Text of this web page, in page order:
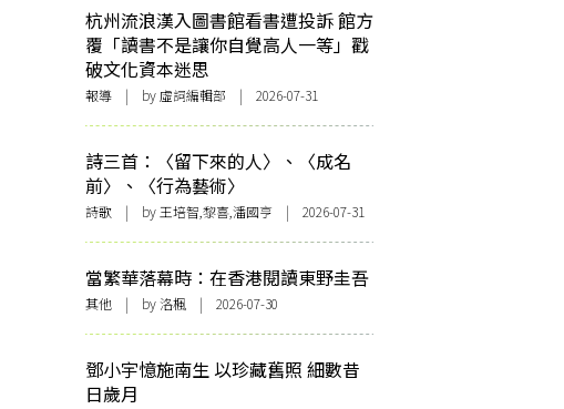
杭州流浪漢入圖書館看書遭投訴 館方
覆「讀書不是讓你自覺高人一等」戳
破文化資本迷思
報導 | by 虛詞編輯部 | 2026-07-31
詩三首：〈留下來的人〉、〈成名
前〉、〈行為藝術〉
詩歌 | by 王培智,黎喜,潘國亨 | 2026-07-31
當繁華落幕時：在香港閱讀東野圭吾
其他 | by洛楓 | 2026-07-30
鄧小宇憶施南生 以珍藏舊照 細數昔
日歲月